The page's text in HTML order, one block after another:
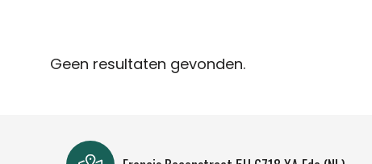
Geen resultaten gevonden.